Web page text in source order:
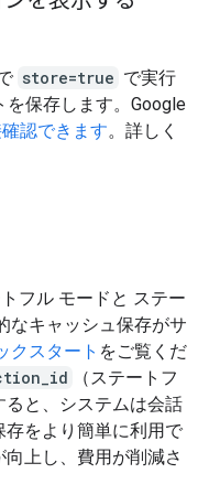
store=true で実行
を保存します。Google
認できます。詳しく
フル モードと ステー
なキャッシュ保存がサ
クスタート をご覧くだ
（ステートフ
と、システムは会話
をより簡単に利用で
上し、費用が削減さ